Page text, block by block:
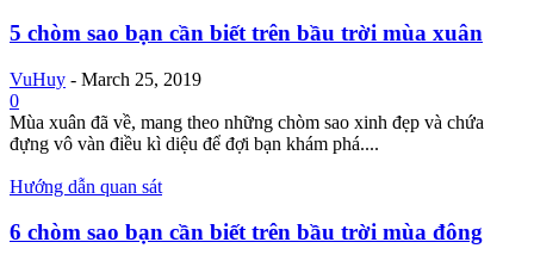
5 chòm sao bạn cần biết trên bầu trời mùa xuân
VuHuy - March 25, 2019
0
Mùa xuân đã về, mang theo những chòm sao xinh đẹp và chứa
đựng vô vàn điều kì diệu để đợi bạn khám phá....
Hướng dẫn quan sát
6 chòm sao bạn cần biết trên bầu trời mùa đông